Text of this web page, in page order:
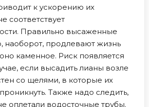
к ускорению их
соответствует
Правильно высаженные
наоборот, продлевают жизнь
каменное. Риск появляется
если высадить лианы возле
со щелями, в которые их
Также надо следить,
оплетали водосточные трубы.